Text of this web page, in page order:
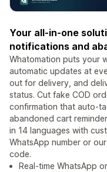
Your all-in-one
notifications and
Whatomation puts your
automatic updates at
out for delivery, and
status. Cut fake COD
confirmation that auto-
abandoned cart
in 14 languages with
WhatsApp number or
code.
Real-time WhatsApp